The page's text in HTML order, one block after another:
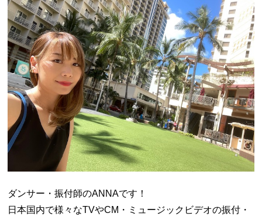
ダンサー・振付師のANNAです！
日本国内で様々なTVやCM・ミュージックビデオの振付・